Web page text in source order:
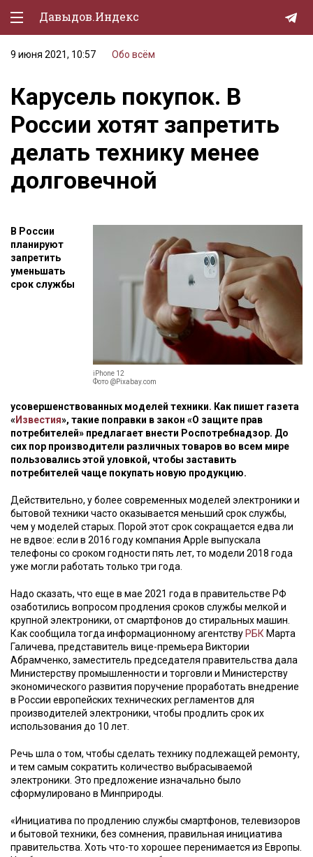
Давыдов.Индекс
Политическая жизнь
Экономика
Природа
Образование
Спорт
Lifestyle
Мурзилка
9 июня 2021, 10:57 Обо всём
Карусель покупок. В
России хотят запретить
делать технику менее
долговечной
iPhone 12
Фото @Pixabay.com
В России
планируют
запретить
уменьшать
срок службы
усовершенствованных моделей техники. Как пишет газета
«Известия», такие поправки в закон «О защите прав
потребителей» предлагает внести Роспотребнадзор. До
сих пор производители различных товаров во всем мире
пользовались этой уловкой, чтобы заставить
потребителей чаще покупать новую продукцию.
Действительно, у более современных моделей электроники и
бытовой техники часто оказывается меньший срок службы,
чем у моделей старых. Порой этот срок сокращается едва ли
не вдвое: если в 2016 году компания Apple выпускала
телефоны со сроком годности пять лет, то модели 2018 года
уже могли работать только три года.
Надо сказать, что еще в мае 2021 года в правительстве РФ
озаботились вопросом продления сроков службы мелкой и
крупной электроники, от смартфонов до стиральных машин.
Как сообщила тогда информационному агентству РБК Марта
Галичева, представитель вице-премьера Виктории
Абрамченко, заместитель председателя правительства дала
Министерству промышленности и торговли и Министерству
экономического развития поручение проработать внедрение
в России европейских технических регламентов для
производителей электроники, чтобы продлить срок их
использования до 10 лет.
Речь шла о том, чтобы сделать технику подлежащей ремонту,
и тем самым сократить количество выбрасываемой
электроники. Это предложение изначально было
сформулировано в Минприроды.
«Инициатива по продлению службы смартфонов, телевизоров
и бытовой техники, без сомнения, правильная инициатива
правительства. Хоть что-то хорошее перенимается из Европы.